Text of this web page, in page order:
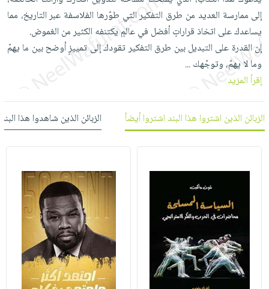
العناية
بالأسنان
الحمية
والتغذية
أدوات
المائدة
الأوعية
والتخزين
أدوات
المطبخ
الأكثر
مبيعاً
العودة
للمدارس
اكسسوارات
اكسسوارات
منزلية
اكسسوارات
حقائب
حلي
عناية
بالذات
صابون
شحن
مجاني
بنود
مختارة
اشتراكات
الاشتراكات
صندوق
القراءة
بحث
متقدم
نيل
عن
سياسة
الشركة
فيديوهات
حسابك
لائحة
الأمنيات
إلى ممارسة العديد من طرق التفكير التي طوّرها الفلاسفة عبر التاريخ، مما
يساعدك على اتخاذ قراراتٍ أفضل في عالمٍ يكتنفه الكثير من الغموض.
إن القدرة على التبديل بين طرق التفكير تقودك إلى تمييزٍ أوضح بين ما يهمّ
وما لا يهمّ، وتوجّهك...
إقرأ المزيد
الزبائن الذين اشتروا هذا البند اشتروا أيضاً الزبائن الذين شاهدوا هذا